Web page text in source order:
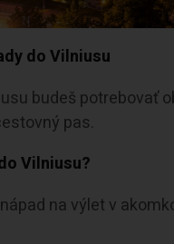
do Vilniusu
budeš potrebovať
pas.
Vilniusu?
na výlet v